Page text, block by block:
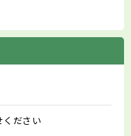
ください